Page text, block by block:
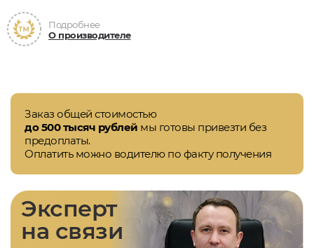
Подробнее
О производителе
Заказ общей стоимостью
до 500 тысяч рублей мы готовы привезти без
предоплаты.
Оплатить можно водителю по факту получения
Эксперт
на связи